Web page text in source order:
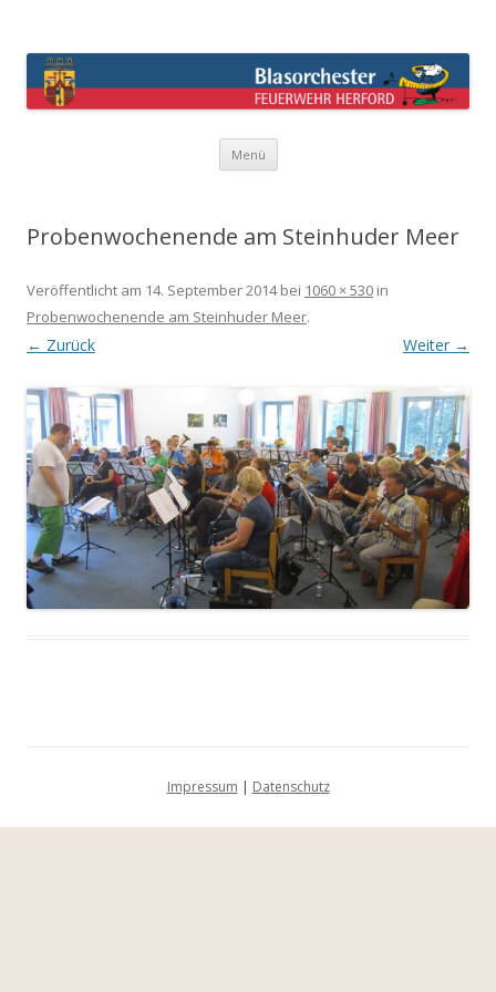
überraschend anders !
Menü Springe
Inhalt
Probenwochenende am Steinhuder Meer
Veröffentlicht am 14. September 2014bei 1060 × 530 in
Probenwochenende am Steinhuder Meer.
← Zurück Weiter →
Impressum | Datenschutz